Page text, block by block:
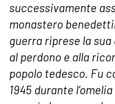
successivamente
monastero
guerra riprese la
al perdono e alla
popolo tedesco. Fu
1945 durante